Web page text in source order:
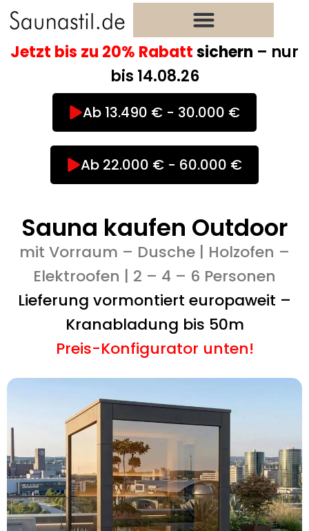
Zum
Inhalt
springen
Jetzt bis zu 20% Rabattsichern – nur
bis 14.08.26
Ab 13.490 € - 30.000 €
Ab 22.000 € - 60.000 €
Sauna kaufen Outdoor
mit Vorraum – Dusche | Holzofen –
Elektroofen | 2 – 4 – 6 Personen
Lieferung vormontiert europaweit –
Kranabladung bis 50m
Preis-Konfigurator unten!